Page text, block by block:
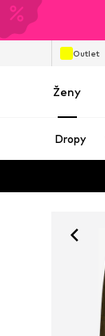
Outlet
Ženy
Dropy